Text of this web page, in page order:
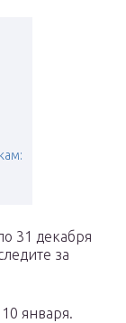
31 декабря
за
января.